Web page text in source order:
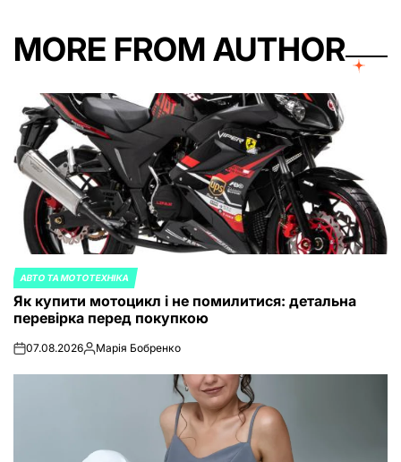
MORE FROM AUTHOR
POSTED
IN
АВТО ТА МОТОТЕХНІКА
Як купити мотоцикл і не помилитися: детальна
перевірка перед покупкою
on07.08.2026Posted
Марія Бобренко